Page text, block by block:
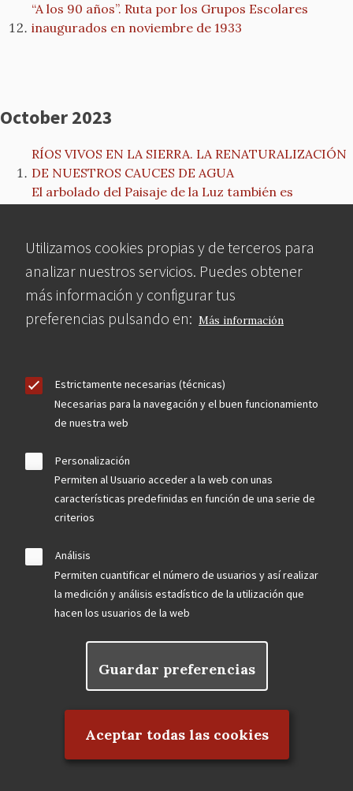
Utilizamos cookies propias y de terceros para
analizar nuestros servicios. Puedes obtener
más información y configurar tus
preferencias pulsando en: Más información
Estrictamente necesarias (técnicas)
Necesarias para la navegación y el buen funcionamiento
de nuestra web
Personalización
Permiten al Usuario acceder a la web con unas
características predefinidas en función de una serie de
criterios
Análisis
Permiten cuantificar el número de usuarios y así realizar
la medición y análisis estadístico de la utilización que
hacen los usuarios de la web
Guardar preferencias
Aceptar todas las cookies
“A los 90 años”. Ruta por los Grupos Escolares
inaugurados en noviembre de 1933
October 2023
RÍOS VIVOS EN LA SIERRA. LA RENATURALIZACIÓN
DE NUESTROS CAUCES DE AGUA
El arbolado del Paisaje de la Luz también es
contencioso administrativo contra el nuevo Plan
Especial para el Frontón Beti-Jai
El boletín de la Escuela de Arquitectura de Toledo
reflexiona sobre la reforma de Torres Blancas
MCyP alega contra el Plan Especial de Protección de
Blancas’, el prolegómeno de una muerte anunciada.
CONFERENCIA La obra de Antonio Palacios
September 2023
El Frontón Beti-Jai abrirá visitas al público en 2024
La Dirección General de Patrimonio Cultural de la
Comunidad de Madrid declarará Bien de Interés
Cultural la antigua Fábrica CLESA
Un tramo de los Jardines de las Vistillas en peligro
LOCALIZADAS TRES BARANDILLAS ORIGINALES
DEL HOTEL FLORIDA DE ANTONIO PALACIOS
August 2023